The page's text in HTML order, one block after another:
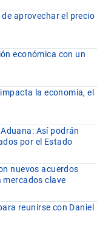
aprovechar el precio
económica con un
la economía, el
Así podrán
por el Estado
nuevos acuerdos
mercados clave
reunirse con Daniel